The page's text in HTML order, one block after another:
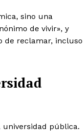
sino una
de vivir», y
de reclamar, incluso
pública.